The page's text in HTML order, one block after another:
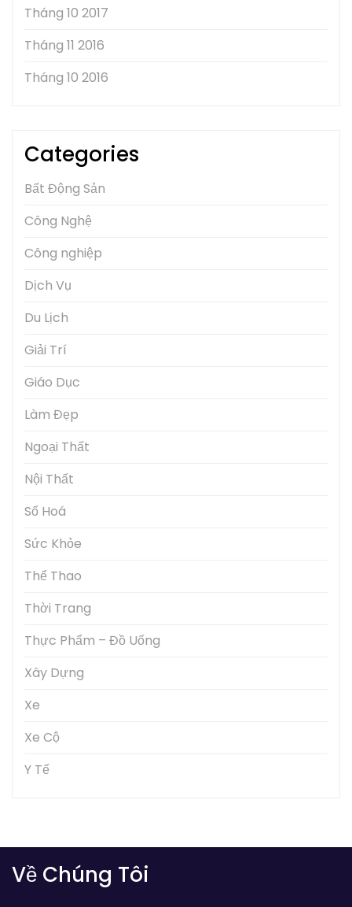
Tháng 10 2017
Tháng 11 2016
Tháng 10 2016
Categories
Bất Động Sản
Công Nghệ
Công nghiệp
Dịch Vụ
Du Lịch
Giải Trí
Giáo Dục
Làm Đẹp
Ngoại Thất
Nội Thất
Số Hoá
Sức Khỏe
Thể Thao
Thời Trang
Thực Phẩm – Đồ Uống
Xây Dựng
Xe
Xe Cộ
Y Tế
Về Chúng Tôi